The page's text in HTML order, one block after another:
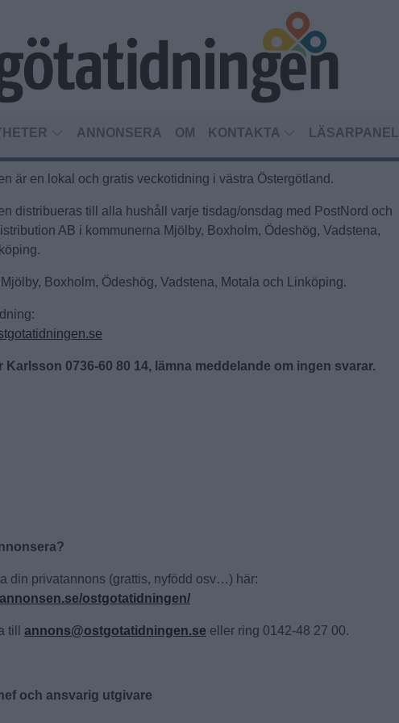
ANNONSERA OM KONTAKTA LÄSARPANEL
är en lokal och gratis veckotidning i västra Östergötland.
distribueras till alla hushåll varje tisdag/onsdag med PostNord och
AB i kommunerna Mjölby, Boxholm, Ödeshög, Vadstena,
.
Boxholm, Ödeshög, Vadstena, Motala och Linköping.
Karlsson 0736-60 80 14, lämna meddelande om ingen svarar.
din privatannons (grattis, nyfödd osv…) här:
ostgotatidningen/
till annons@ostgotatidningen.se eller ring 0142-48 27 00.
och ansvarig utgivare